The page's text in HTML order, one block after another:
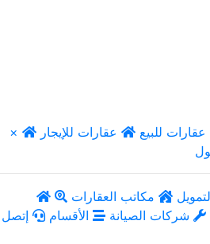
× عقارات للبيع
عقارات للإيجار
مكاتب العقارات
شركات الصيانة الأقسام
إتصل